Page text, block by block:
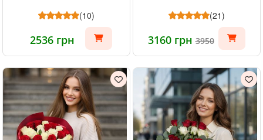
(10)
2536 грн
(21)
3160 грн3950